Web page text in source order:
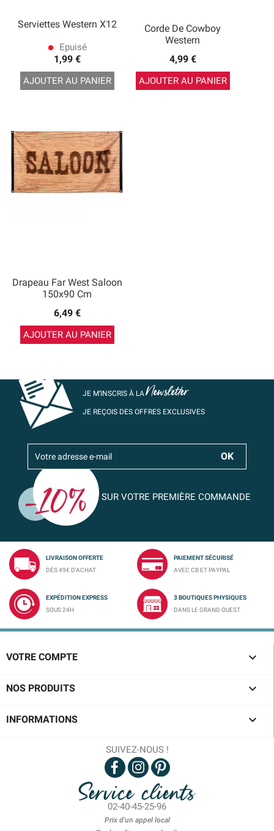
Serviettes Western X12
lens Epuisé
1,99 €
AJOUTER AU PANIER
Corde De Cowboy
Western
4,99 €
AJOUTER AU PANIER
Drapeau Far West Saloon
150x90 Cm
6,49 €
AJOUTER AU PANIER
JE M’INSCRIS À LANewsletter
JE REÇOIS DES OFFRES EXCLUSIVES
SUR VOTRE PREMIÈRE COMMANDE
LIVRAISON OFFERTE
DÈS 49€ D'ACHAT
PAIEMENT SÉCURISÉ
AVEC CB ET PAYPAL
EXPÉDITION EXPRESS
SOUS 24H
3 BOUTIQUES PHYSIQUES
DANS LE GRAND OUEST
VOTRE COMPTE 
NOS PRODUITS 
INFORMATIONS 
SUIVEZ-NOUS !
Service clients
02-40-45-25-96
Prix d'un appel local